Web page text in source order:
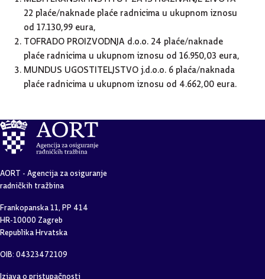
22 plaće/naknade plaće radnicima u ukupnom iznosu
od 17.130,99 eura,
TOFRADO PROIZVODNJA d.o.o. 24 plaće/naknade
plaće radnicima u ukupnom iznosu od 16.950,03 eura,
MUNDUS UGOSTITELJSTVO j.d.o.o. 6 plaća/naknada
plaće radnicima u ukupnom iznosu od 4.662,00 eura.
AORT - Agencija za osiguranje
radničkih tražbina
Frankopanska 11, PP 414
HR-10000 Zagreb
Republika Hrvatska
OIB: 04323472109
Izjava o pristupačnosti